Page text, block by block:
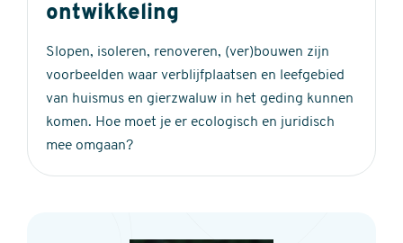
ontwikkeling
Slopen, isoleren, renoveren, (ver)bouwen zijn
voorbeelden waar verblijfplaatsen en leefgebied
van huismus en gierzwaluw in het geding kunnen
komen. Hoe moet je er ecologisch en juridisch
mee omgaan?